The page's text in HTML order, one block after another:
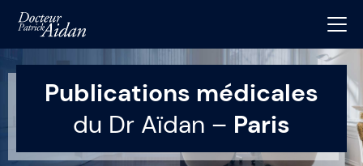
Publications médicales
du Dr Aïdan – Paris